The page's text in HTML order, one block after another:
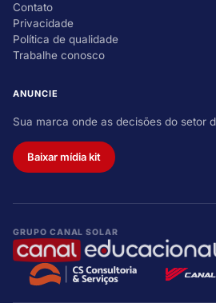
Contato
Privacidade
Política de qualidade
Trabalhe conosco
ANUNCIE
Sua marca onde as decisões do setor
Baixar mídia kit
GRUPO CANAL SOLAR